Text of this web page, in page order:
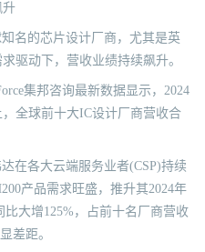
升
名的芯片设计厂商，尤其是英
驱动下，营收业绩持续飙升。
集邦咨询最新数据显示，2024
全球前十大IC设计厂商营收合
在各大云端服务业者(CSP)持续
产品需求旺盛，推升其2024年
大增125%，占前十名厂商营收
差距。